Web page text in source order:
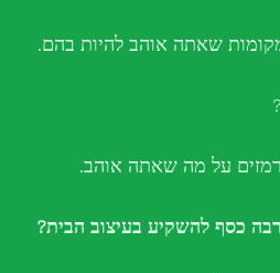
שאתה אוהב להיות בהם.
על מה שאתה אוהב.
כסף להשקיע בעיצוב הבית?